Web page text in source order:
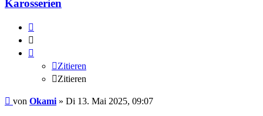
Karosserien
Zitieren
Zitieren
Beitrag
von Okami » Di 13. Mai 2025, 09:07